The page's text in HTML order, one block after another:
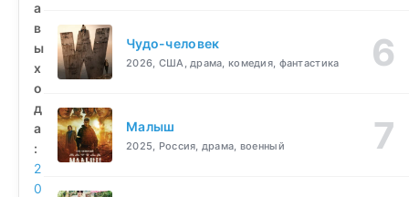
а
в
ы
х
о
д
а
:
2
0
Чудо-человек
2026, США, драма, комедия, фантастика
Малыш
2025, Россия, драма, военный